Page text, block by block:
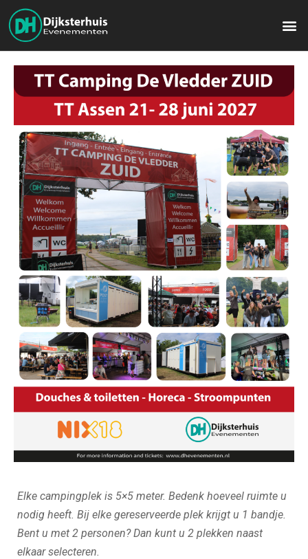
VELD L – Plaats 1 persoon (25m2)
TT Camping Vledder ZUID 2027
Elke campingplek is 5×5 meter. Bedenk hoeveel ruimte u
nodig heeft. Bij elke gereserveerde plek krijgt u 1 bandje.
Bent u met 2 personen?Dan kunt u 2 plekken naast
elkaar selecteren.